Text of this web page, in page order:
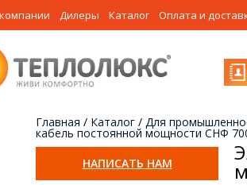
Дилеры Каталог Оплата и
НАПИСАТЬ НАМ
Главная / Каталог / Для
кабель постоянной мощности СНФ